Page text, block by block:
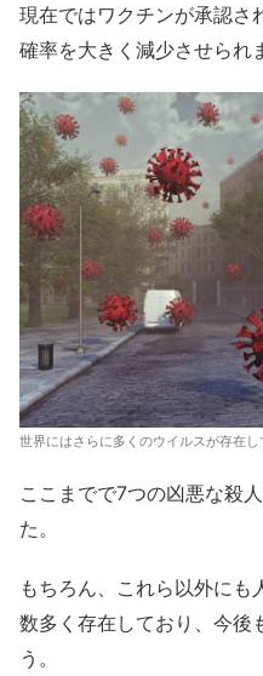
現在ではワクチンが承認さ
確率を大きく減少させられ
世界にはさらに多くのウイルスが存在
ここまでで7つの凶悪な殺
た。
もちろん、これら以外にも
数多く存在しており、今後
う。